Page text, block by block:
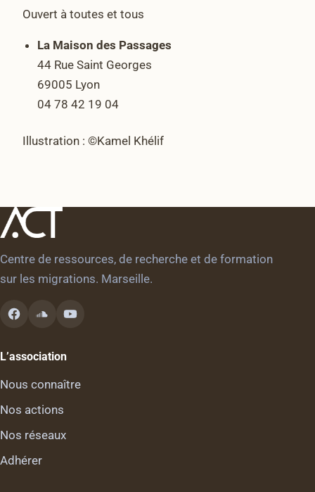
Ouvert à toutes et tous
La Maison des Passages
44 Rue Saint Georges
69005 Lyon
04 78 42 19 04
Illustration : ©Kamel Khélif
Centre de ressources, de recherche et de formation
sur les migrations. Marseille.
L’association
Nous connaître
Nos actions
Nos réseaux
Adhérer